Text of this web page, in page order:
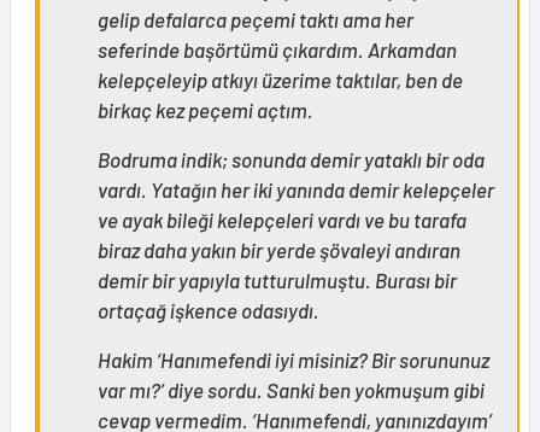
gelip defalarca peçemi taktı ama her
seferinde başörtümü çıkardım. Arkamdan
kelepçeleyip atkıyı üzerime taktılar, ben de
birkaç kez peçemi açtım.
Bodruma indik; sonunda demir yataklı bir oda
vardı. Yatağın her iki yanında demir kelepçeler
ve ayak bileği kelepçeleri vardı ve bu tarafa
biraz daha yakın bir yerde şövaleyi andıran
demir bir yapıyla tutturulmuştu. Burası bir
ortaçağ işkence odasıydı.
Hakim ‘Hanımefendi iyi misiniz? Bir sorununuz
var mı?’ diye sordu. Sanki ben yokmuşum gibi
cevap vermedim. ‘Hanımefendi, yanınızdayım’